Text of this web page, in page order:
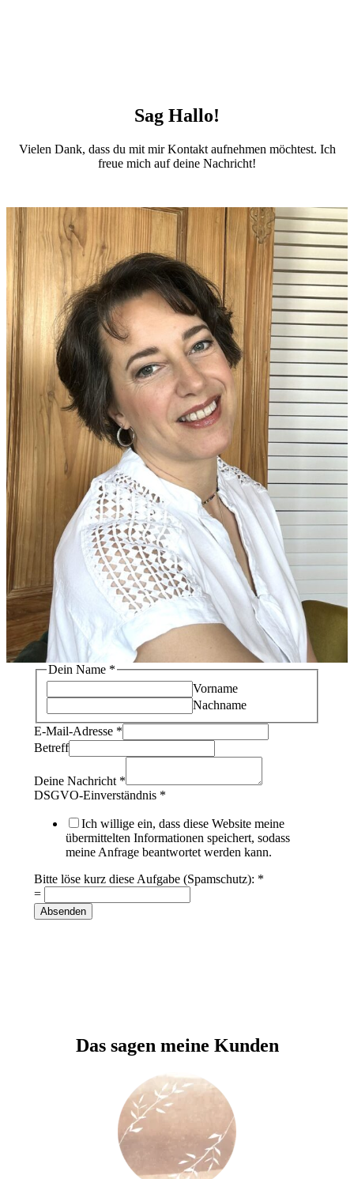
Sag Hallo!
Vielen Dank, dass du mit mir Kontakt aufnehmen möchtest. Ich
freue mich auf deine Nachricht!
Dein Name *
Vorname
Nachname
l
ö
(
S
c
h
u
t
E-Mail-Adresse *
Betreff
Deine Nachricht *
DSGVO-Einverständnis *
Ich willige ein, dass diese Website meine
übermittelten Informationen speichert, sodass
meine Anfrage beantwortet werden kann.
Bitte löse kurz diese Aufgabe (Spamschutz): *
=
Absenden
Das sagen meine Kunden